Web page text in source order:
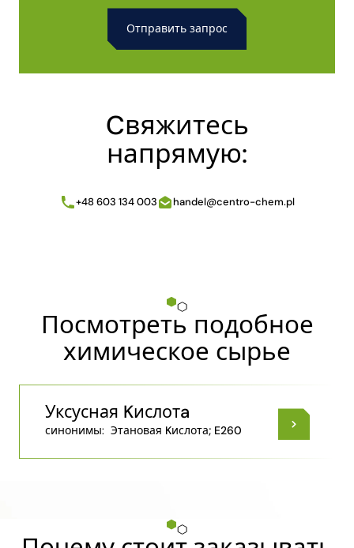
Cвяжитесь
напрямую:
+48 603 134 003 handel@centro-chem.pl
Посмотреть подобное
химическое сырье
Уксусная Kислотa
синонимы: Этановая Kислота; E260